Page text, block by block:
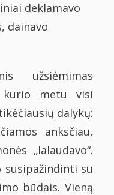
deklamavo
dainavo
užsiėmimas
kurio metu visi
dalykų:
anksčiau,
„lalaudavo“.
su
būdais. Vieną